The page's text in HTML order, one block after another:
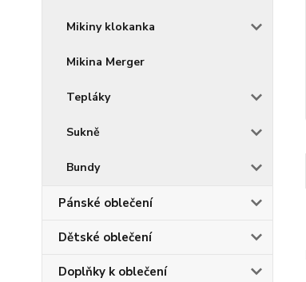
Mikiny klokanka
Mikina Merger
Tepláky
Sukně
Bundy
Pánské oblečení
Dětské oblečení
Doplňky k oblečení